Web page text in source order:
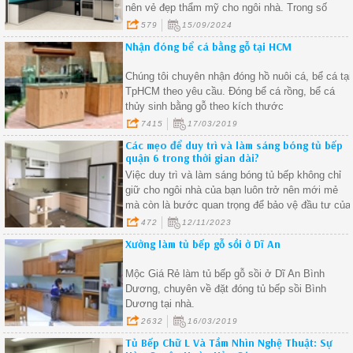
nên vẻ đẹp thẩm mỹ cho ngôi nhà. Trong số
nhiều kiểu dáng tủ bếp hiện nay, tủ bếp chữ L
luôn được yêu thích nhờ vào tính đa năng, tiết
kiệm diện tích và tối ưu hóa không gian.
579 15/09/2024
Nhận đóng bể cá bằng gỗ tại HCM
Chúng tôi chuyên nhận đóng hồ nuôi cá, bể cá tại
TpHCM theo yêu cầu. Đóng bể cá rồng, bể cá
thủy sinh bằng gỗ theo kích thước
7415 17/03/2019
Các mẹo để duy trì và làm sáng bóng tủ bếp
quận 6 trong thời gian dài?
Việc duy trì và làm sáng bóng tủ bếp không chỉ
giữ cho ngôi nhà của bạn luôn trở nên mới mẻ
mà còn là bước quan trọng để bảo vệ đầu tư của
bạn.472 12/11/2023
Xưởng làm tủ bếp gỗ sồi ở Dĩ An
Mộc Giá Rẻ làm tủ bếp gỗ sồi ở Dĩ An Bình
Dương, chuyên về đặt đóng tủ bếp sồi Bình
Dương tại nhà.
2632 16/03/2019
Tủ Bếp Chữ L Và Tầm Nhìn Nghệ Thuật: Sự